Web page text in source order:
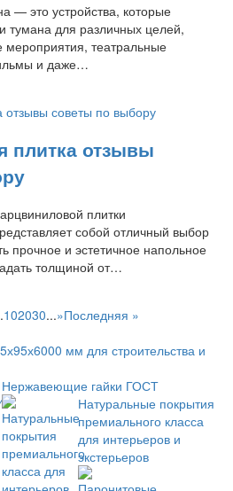
— это устройства, которые
для различных целей,
мероприятия, театральные
и даже…
плитка отзывы
плитки
собой отличный выбор
прочное и эстетичное напольное
толщиной от…
102030...»Последняя »
мм для строительства и
Нержавеющие гайки ГОСТ
Натуральные покрытия
премиального класса
для интерьеров и
экстерьеров